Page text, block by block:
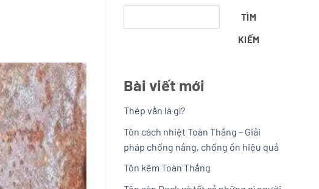
TÌM
KIẾM
Bài viết mới
Thép vằn là gì?
Tôn cách nhiệt Toàn Thắng – Giải
pháp chống nắng, chống ồn hiệu quả
Tôn kẽm Toàn Thắng